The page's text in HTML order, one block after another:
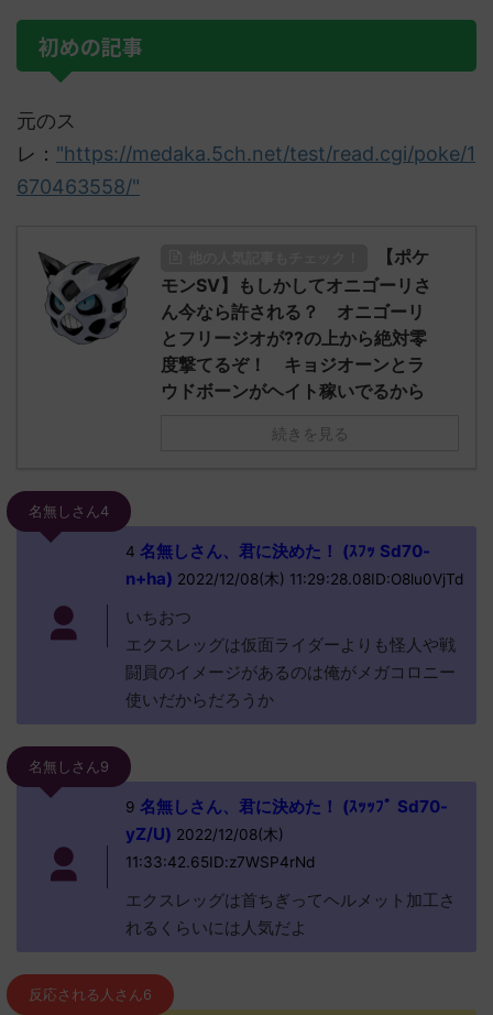
初めの記事
元のス
レ： "https://medaka.5ch.net/test/read.cgi/poke/1
670463558/"
【ポケ
モンSV】もしかしてオニゴーリさ
ん今なら許される？ オニゴーリ
とフリージオが??の上から絶対零
度撃てるぞ！ キョジオーンとラ
ウドボーンがヘイト稼いでるから
続きを見る
名無しさん4
4 名無しさん、君に決めた！ (ｽﾌｯ Sd70-
n+ha) 2022/12/08(木) 11:29:28.08ID:O8lu0VjTd
いちおつ
エクスレッグは仮面ライダーよりも怪人や戦
闘員のイメージがあるのは俺がメガコロニー
使いだからだろうか
名無しさん9
9 名無しさん、君に決めた！ (ｽｯｯﾌﾟ Sd70-
yZ/U) 2022/12/08(木)
11:33:42.65ID:z7WSP4rNd
エクスレッグは首ちぎってヘルメット加工さ
れるくらいには人気だよ
反応される人さん6